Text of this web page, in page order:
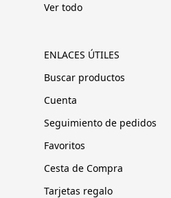
Ver todo
ENLACES ÚTILES
Buscar productos
Cuenta
Seguimiento de pedidos
Favoritos
Cesta de Compra
Tarjetas regalo